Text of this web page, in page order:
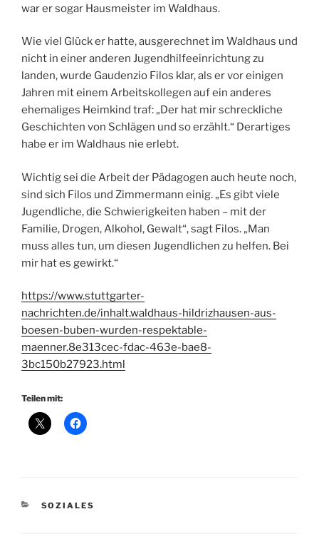
war er sogar Hausmeister im Waldhaus.
Wie viel Glück er hatte, ausgerechnet im Waldhaus und
nicht in einer anderen Jugendhilfeeinrichtung zu
landen, wurde Gaudenzio Filos klar, als er vor einigen
Jahren mit einem Arbeitskollegen auf ein anderes
ehemaliges Heimkind traf: „Der hat mir schreckliche
Geschichten von Schlägen und so erzählt.“ Derartiges
habe er im Waldhaus nie erlebt.
Wichtig sei die Arbeit der Pädagogen auch heute noch,
sind sich Filos und Zimmermann einig. „Es gibt viele
Jugendliche, die Schwierigkeiten haben – mit der
Familie, Drogen, Alkohol, Gewalt“, sagt Filos. „Man
muss alles tun, um diesen Jugend­lichen zu helfen. Bei
mir hat es gewirkt.“
https://www.stuttgarter-
nachrichten.de/inhalt.waldhaus-hildrizhausen-aus-
boesen-buben-wurden-respektable-
maenner.8e313cec-fdac-463e-bae8-
3bc150b27923.html
Teilen mit:
KATEGORIEN
SOZIALES